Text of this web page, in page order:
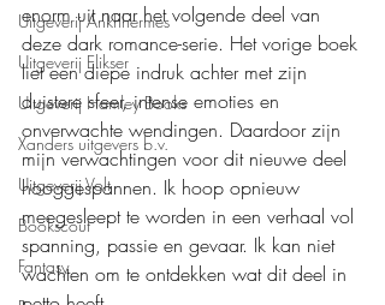
Uitgeverij Ankhhermes
Uitgeverij Elikser
Uitgeverij Hamley Books
Xanders uitgevers b.v.
Uitgeverij Volt
Bookscout
Fantasy
enorm uit naar het volgende deel van
deze dark romance-serie. Het vorige boek
liet een diepe indruk achter met zijn
duistere sfeer, intense emoties en
onverwachte wendingen. Daardoor zijn
mijn verwachtingen voor dit nieuwe deel
hooggespannen. Ik hoop opnieuw
meegesleept te worden in een verhaal vol
spanning, passie en gevaar. Ik kan niet
wachten om te ontdekken wat dit deel in